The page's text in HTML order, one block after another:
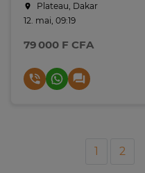
Plateau, Dakar
12. mai, 09:19
79 000 F CFA
1 2